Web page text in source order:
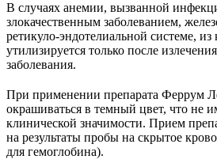
В случаях анемии, вызванной
злокачественным заболеванием,
ретикуло-эндотелиальной системе,
утилизируется только после
заболевания.
При применении препарата Феррум
окрашиваться в темный цвет, что не
клинической значимости. Прием
на результаты пробы на скрытое
для гемоглобина).